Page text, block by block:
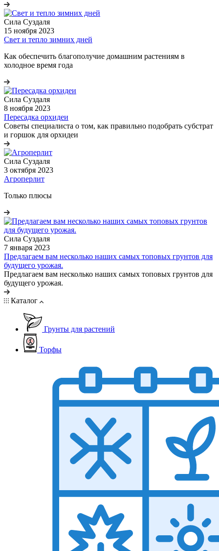
Сила Cуздаля
15 ноября 2023
Свет и тепло зимних дней
Как обеспечить благополучие домашним растениям в
холодное время года
Сила Cуздаля
8 ноября 2023
Пересадка орхидеи
Советы специалиста о том, как правильно подобрать субстрат
и горшок для орхидеи
Сила Cуздаля
3 октября 2023
Агроперлит
Только плюсы
Сила Cуздаля
7 января 2023
Предлагаем вам несколько наших самых топовых грунтов для
будущего урожая.
Предлагаем вам несколько наших самых топовых грунтов для
будущего урожая.
Каталог
Грунты для растений
Торфы